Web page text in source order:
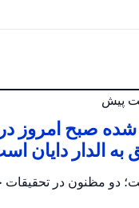
صبح امروز
الدار دایان